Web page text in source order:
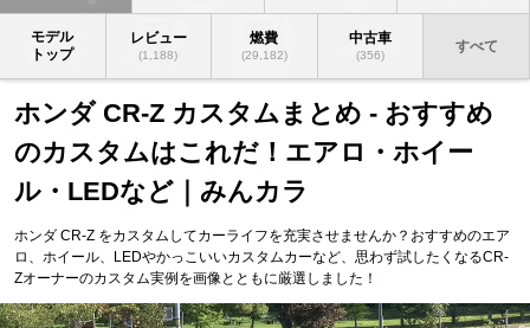
モデル
トップ
レビュー
(1,188)
燃費
(29,182)
中古車
(356)
すべて
ホンダ CR-Z カスタムまとめ - おすすめ
のカスタムはこれだ！エアロ・ホイー
ル・LEDなど｜みんカラ
ホンダ CR-Z をカスタムしてカーライフを充実させませんか？おすすめのエア
ロ、ホイール、LEDやかっこいいカスタムカーなど、思わず試したくなるCR-
Zオーナーのカスタム実例を画像とともに厳選しました！